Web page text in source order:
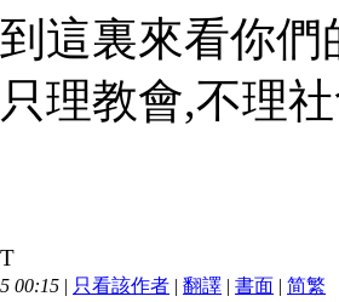
這裏來看你
理教會,不理
T
00:15 | 只看該作者 | 翻譯 | 書面 | 简繁